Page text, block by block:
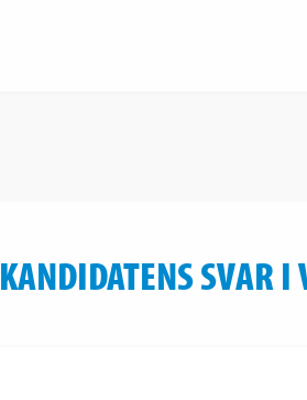
KANDIDATENS SVAR